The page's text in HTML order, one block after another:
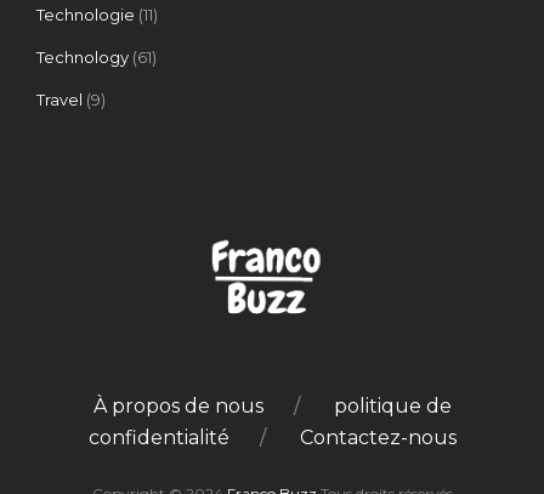
Technologie (11)
Technology (61)
Travel (9)
À propos de nous
politique de
confidentialité
Contactez-nous